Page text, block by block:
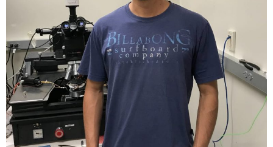
Víctor Valera
Niels Bohr Institute, Dinamarca